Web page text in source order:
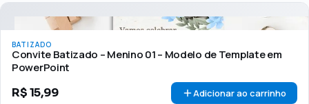
Todos Até R$50 R$50 – R$100 Acima de R$100
OFERTA 🏷 Em promoção
BATIZADO
Convite Batizado – Menino 01 – Modelo de Template em
PowerPoint
R$15,99 Adicionar ao carrinho